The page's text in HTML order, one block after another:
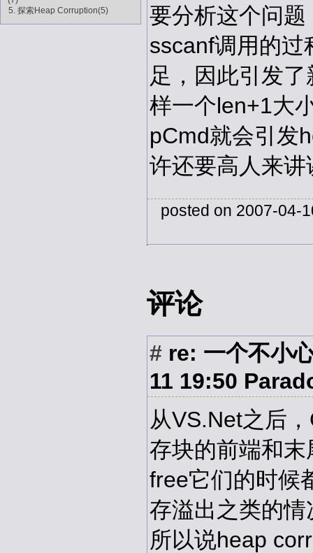
5. 探索Heap Corruption(5)
要分析这个问
sscanf调用的过
足，因此引发
样一个len+1大
pCmd就会引发
许还要高人来讲
posted on 2007-04-
评论
# re: 一个不小
11 19:50
从VS.Net之后
存块的前端和
free它们的时候
存溢出之类的
所以说heap